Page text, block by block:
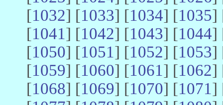
[1032] [1033] [1034] [1035]
[1041] [1042] [1043] [1044]
[1050] [1051] [1052] [1053]
[1059] [1060] [1061] [1062]
[1068] [1069] [1070] [1071]